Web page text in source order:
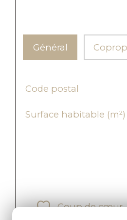
Général
Code postal
Surface habitable (m²)
Coup de cœur